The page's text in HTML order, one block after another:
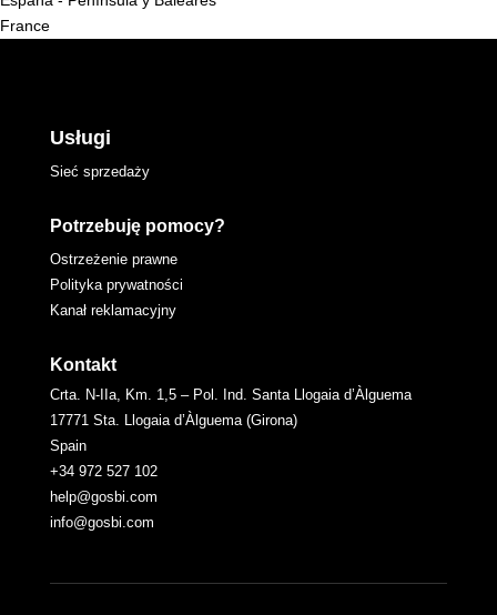
France
Usługi
Sieć sprzedaży
Potrzebuję pomocy?
Ostrzeżenie prawne
Polityka prywatności
Kanał reklamacyjny
Kontakt
Crta. N-IIa, Km. 1,5 – Pol. Ind. Santa Llogaia d’Àlguema
17771 Sta. Llogaia d’Àlguema (Girona)
Spain
+34 972 527 102
help@gosbi.com
info@gosbi.com